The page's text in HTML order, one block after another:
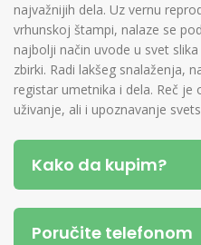
najvažnijih dela. Uz vernu
vrhunskoj štampi, nalaze se
najbolji način uvode u svet
zbirki. Radi lakšeg snalaženja,
registar umetnika i dela. Reč je
uživanje, ali i upoznavanje
Kako da kupim?
Poručite telefonom